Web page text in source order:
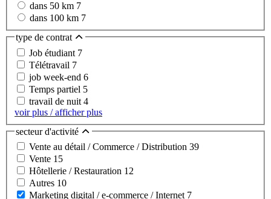
dans 50 km 7
dans 100 km 7
type de contrat
Job étudiant 7
Télétravail 7
job week-end 6
Temps partiel 5
travail de nuit 4
voir plus / afficher plus
secteur d'activité
Vente au détail / Commerce / Distribution 39
Vente 15
Hôtellerie / Restauration 12
Autres 10
Marketing digital / e-commerce / Internet 7